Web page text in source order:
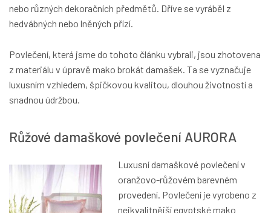
nebo různých dekoračních předmětů. Dříve se vyráběl z
hedvábných nebo lněných přízí.
Povlečení, která jsme do tohoto článku vybrali, jsou zhotovena
z materiálu v úpravě mako brokát damašek. Ta se vyznačuje
luxusním vzhledem, špičkovou kvalitou, dlouhou životností a
snadnou údržbou.
Růžové damaškové povlečení AURORA
Luxusní damaškové povlečení v
oranžovo-růžovém barevném
provedení. Povlečení je vyrobeno z
nejkvalitnější egyptské mako